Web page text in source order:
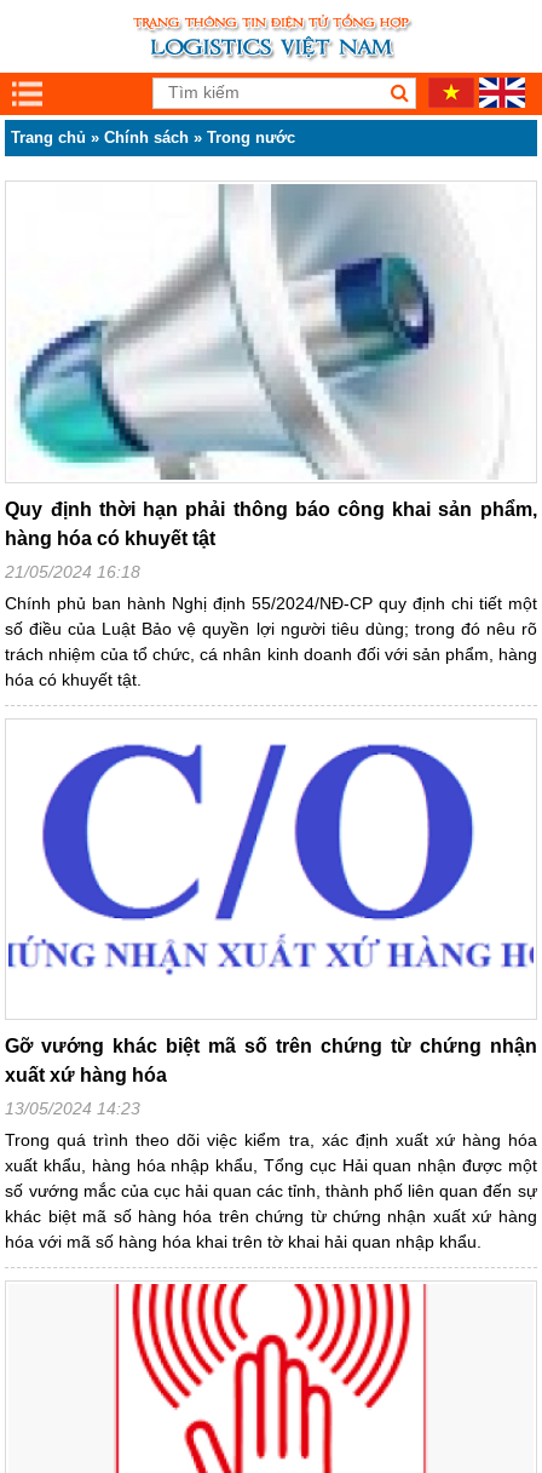
Trang chủ »Chính sách »Trong nước
Quy định thời hạn phải thông báo công khai sản phẩm,
hàng hóa có khuyết tật
21/05/2024 16:18
Chính phủ ban hành Nghị định 55/2024/NĐ-CP quy định chi tiết một
số điều của Luật Bảo vệ quyền lợi người tiêu dùng; trong đó nêu rõ
trách nhiệm của tổ chức, cá nhân kinh doanh đối với sản phẩm, hàng
hóa có khuyết tật.
Gỡ vướng khác biệt mã số trên chứng từ chứng nhận
xuất xứ hàng hóa
13/05/2024 14:23
Trong quá trình theo dõi việc kiểm tra, xác định xuất xứ hàng hóa
xuất khẩu, hàng hóa nhập khẩu, Tổng cục Hải quan nhận được một
số vướng mắc của cục hải quan các tỉnh, thành phố liên quan đến sự
khác biệt mã số hàng hóa trên chứng từ chứng nhận xuất xứ hàng
hóa với mã số hàng hóa khai trên tờ khai hải quan nhập khẩu.